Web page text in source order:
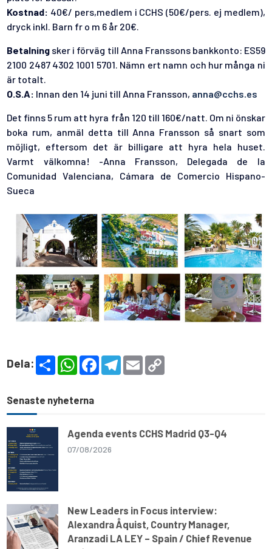
Kostnad: 40€/ pers,medlem i CCHS (50€/pers. ej medlem),
dryck inkl. Barn fr o m 6 år 20€.
Betalning sker i förväg till Anna Franssons bankkonto: ES59
2100 2487 4302 1001 5701. Nämn ert namn och hur många ni
är totalt.
O.S.A: Innan den 14 juni till Anna Fransson, anna@cchs.es
Det finns 5 rum att hyra från 120 till 160€/natt. Om ni önskar
boka rum, anmäl detta till Anna Fransson så snart som
möjligt, eftersom det är billigare att hyra hela huset.
Varmt välkomna! -Anna Fransson, Delegada de la
Comunidad Valenciana, Cámara de Comercio Hispano-
Sueca
Dela:
S
h
e
W
h
s
F
T
e
m
E
m
k
Senaste nyheterna
Agenda events CCHS Madrid Q3-Q4
07/08/2026
New Leaders in Focus interview:
Alexandra Åquist, Country Manager,
Aranzadi LA LEY – Spain / Chief Revenue